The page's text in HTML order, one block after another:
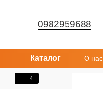
0982959688
Каталог О нас
4